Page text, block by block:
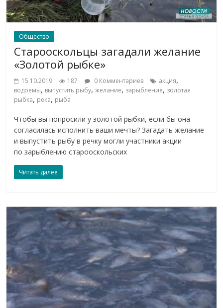
Общество
Старооскольцы загадали желание
«Золотой рыбке»
15.10.2019 187 0 Комментариев акция,
водоемы, выпустить рыбу,желание, зарыбление, золотая
рыбка, река, рыба
Чтобы вы попросили у золотой рыбки, если бы она
согласилась исполнить ваши мечты? Загадать желание
и выпустить рыбу в речку могли участники акции
по зарыблению старооскольских
Читать далее